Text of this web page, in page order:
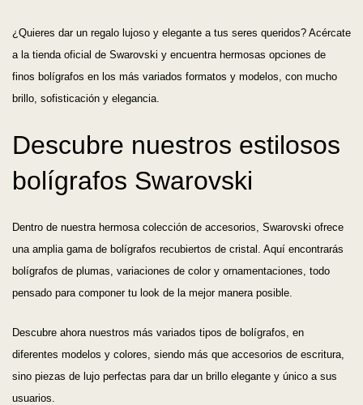
¿Quieres dar un regalo lujoso y elegante a tus seres queridos? Acércate
a la tienda oficial de Swarovski y encuentra hermosas opciones de
finos bolígrafos en los más variados formatos y modelos, con mucho
brillo, sofisticación y elegancia.
Descubre nuestros estilosos
bolígrafos Swarovski
Dentro de nuestra hermosa colección de accesorios, Swarovski ofrece
una amplia gama de bolígrafos recubiertos de cristal. Aquí encontrarás
bolígrafos de plumas, variaciones de color y ornamentaciones, todo
pensado para componer tu look de la mejor manera posible.
Descubre ahora nuestros más variados tipos de bolígrafos, en
diferentes modelos y colores, siendo más que accesorios de escritura,
sino piezas de lujo perfectas para dar un brillo elegante y único a sus
usuarios.